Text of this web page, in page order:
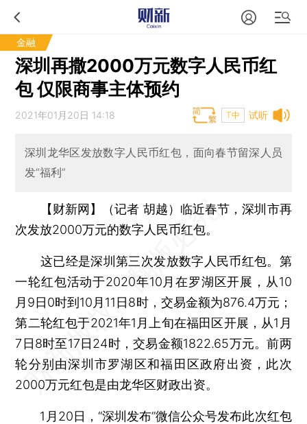
金融
深圳再撒2000万元数字人民币红
包 仅限商事主体预约
试听
2021年01月20日 14:18 T中
深圳龙华区发放数字人民币红包，面向春节留深人员
发“福利”
【财新网】（记者 胡越） 临近春节，深圳市再
次发放2000万元的数字人民币红包。
这已经是深圳第三次发放数字人民币红包。第
一轮红包活动于2020年10月在罗湖区开展，从10
月9日0时到10月11日8时，交易金额为876.4万元；
第二轮红包于2021年1月上旬在福田区开展，从1月
7日8时至17日24时，交易金额1822.65万元。前两
轮分别由深圳市罗湖区和福田区政府出资，此次
2000万元红包是由龙华区财政出资。
1月20日，“深圳发布”微信公众号发布此次红包